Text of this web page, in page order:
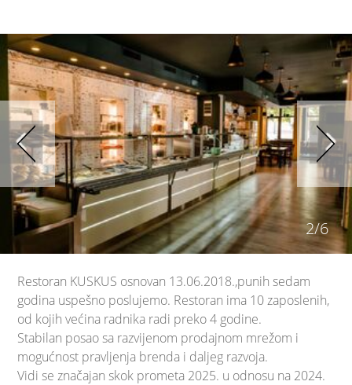
2/6
Restoran KUSKUS osnovan 13.06.2018.,punih sedam
godina uspešno poslujemo. Restoran ima 10 zaposlenih,
od kojih većina radnika radi preko 4 godine.
Stabilan posao sa razvijenom prodajnom mrežom i
mogućnost pravljenja brenda i daljeg razvoja.
Vidi se značajan skok prometa 2025. u odnosu na 2024.